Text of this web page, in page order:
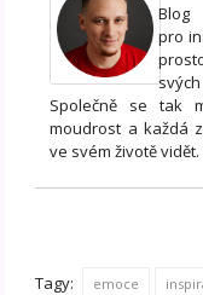
pro
Společně se tak
moudrost a každá
ve svém životě vidět.
Tagy: emoce